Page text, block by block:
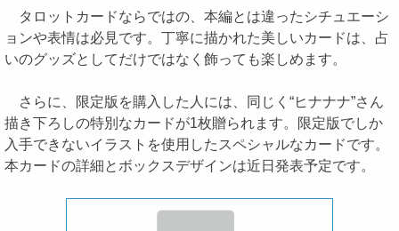
タロットカードならではの、本編とは違ったシチュエーシ
ョンや表情は必見です。丁寧に描かれた美しいカードは、占
いのグッズとしてだけではなく飾っても楽しめます。
さらに、限定版を購入した人には、同じく“ヒナナナ”さん
描き下ろしの特別なカードが1枚贈られます。限定版でしか
入手できないイラストを使用したスペシャルなカードです。
本カードの詳細とボックスデザインは近日発表予定です。